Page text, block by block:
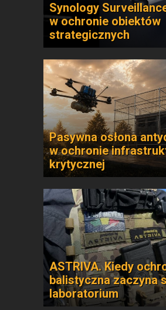
Synology
w ochronie obiektów
strategicznych
Pasywna osłona
w ochronie
krytycznej
ASTRIVA. Kiedy
balistyczna zaczyna
laboratorium